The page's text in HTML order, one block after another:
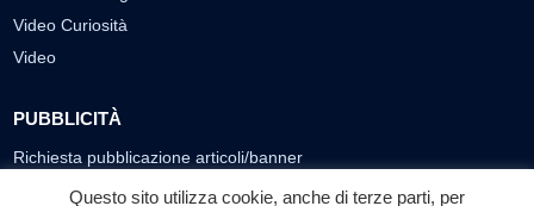
Video Curiosità
Video
PUBBLICITÀ
Richiesta pubblicazione articoli/banner
Questo sito utilizza cookie, anche di terze parti, per